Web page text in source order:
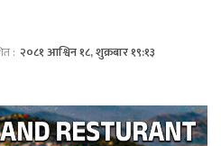
: २०८१ आश्विन १८, शुक्रबार १९:१३